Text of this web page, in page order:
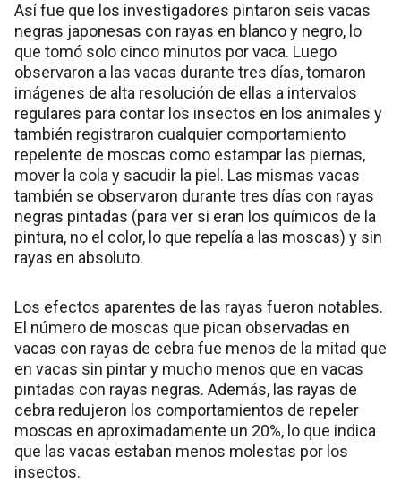
Así fue que los investigadores pintaron seis vacas
negras japonesas con rayas en blanco y negro, lo
que tomó solo cinco minutos por vaca. Luego
observaron a las vacas durante tres días, tomaron
imágenes de alta resolución de ellas a intervalos
regulares para contar los insectos en los animales y
también registraron cualquier comportamiento
repelente de moscas como estampar las piernas,
mover la cola y sacudir la piel. Las mismas vacas
también se observaron durante tres días con rayas
negras pintadas (para ver si eran los químicos de la
pintura, no el color, lo que repelía a las moscas) y sin
rayas en absoluto.
Los efectos aparentes de las rayas fueron notables.
El número de moscas que pican observadas en
vacas con rayas de cebra fue menos de la mitad que
en vacas sin pintar y mucho menos que en vacas
pintadas con rayas negras. Además, las rayas de
cebra redujeron los comportamientos de repeler
moscas en aproximadamente un 20%, lo que indica
que las vacas estaban menos molestas por los
insectos.